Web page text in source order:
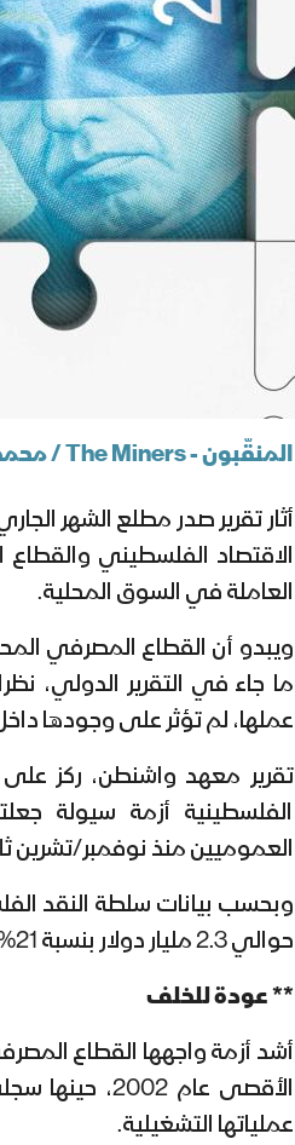
المنقّبون - The Miners / محمد خبيصة
أثار تقرير صدر مطلع الشهر
الاقتصاد الفلسطيني
العاملة في السوق المحلية.
ويبدو أن القطاع المصرفي
ما جاء في التقرير الدولي،
عملها، لم تؤثر على وجودها
تقرير معهد واشنطن، ركز
الفلسطينية أزمة سيولة
العموميين منذ نوفمبر/تشرين
وبحسب بيانات سلطة النقد
حوالي 2.3 مليار دولار بنسبة 21% من إجمالي الائتمان و14% من ودائع العملاء.
** عودة للخلف
أشد أزمة واجهها القطاع
الأقصى عام
عملياتها التشغيلية.